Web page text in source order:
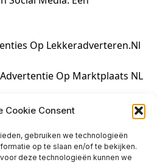
Cookie Consent
gebruiken we technologieën
op te slaan en/of te bekijken.
deze technologieën kunnen we
Op Lekkeradverteren.nl
Op Marktplaats NL
Voor Succesvolle Marketing